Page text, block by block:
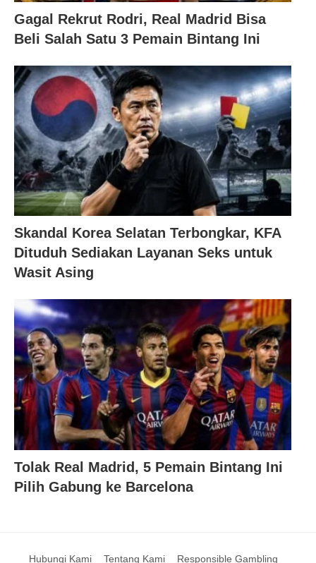
Gagal Rekrut Rodri, Real Madrid Bisa
Beli Salah Satu 3 Pemain Bintang Ini
Skandal Korea Selatan Terbongkar, KFA
Dituduh Sediakan Layanan Seks untuk
Wasit Asing
Tolak Real Madrid, 5 Pemain Bintang Ini
Pilih Gabung ke Barcelona
Hubungi Kami Tentang Kami Responsible Gambling